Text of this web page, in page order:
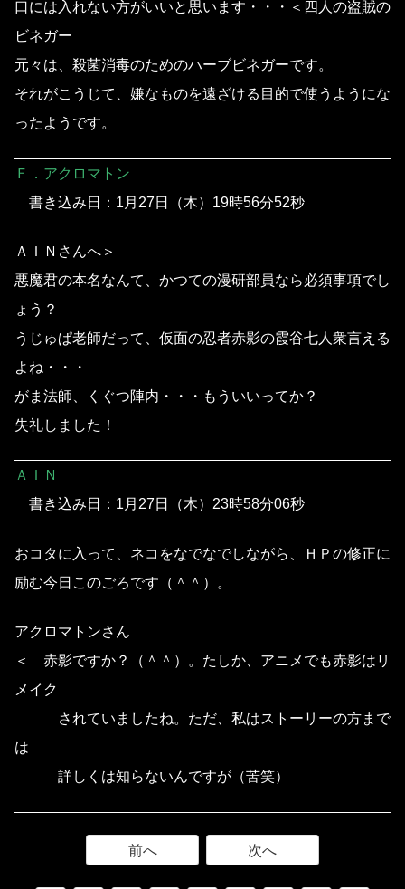
口には入れない方がいいと思います・・・＜四人の盗賊の
ビネガー
元々は、殺菌消毒のためのハーブビネガーです。
それがこうじて、嫌なものを遠ざける目的で使うようにな
ったようです。
Ｆ．アクロマトン
書き込み日：1月27日（木）19時56分52秒
ＡＩＮさんへ＞
悪魔君の本名なんて、かつての漫研部員なら必須事項でし
ょう？
うじゅぱ老師だって、仮面の忍者赤影の霞谷七人衆言える
よね・・・
がま法師、くぐつ陣内・・・もういいってか？
失礼しました！
ＡＩＮ
書き込み日：1月27日（木）23時58分06秒
おコタに入って、ネコをなでなでしながら、ＨＰの修正に
励む今日このごろです（＾＾）。
アクロマトンさん
＜ 赤影ですか？（＾＾）。たしか、アニメでも赤影はリ
メイク
されていましたね。ただ、私はストーリーの方まで
は
詳しくは知らないんですが（苦笑）
前へ 次へ